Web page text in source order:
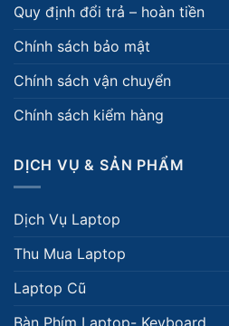
Quy định đổi trả – hoàn tiền
Chính sách bảo mật
Chính sách vận chuyển
Chính sách kiểm hàng
DỊCH VỤ & SẢN PHẨM
Dịch Vụ Laptop
Thu Mua Laptop
Laptop Cũ